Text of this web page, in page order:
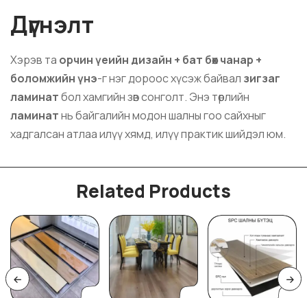
Дүгнэлт
Хэрэв та орчин үеийн дизайн + бат бөх чанар +
боломжийн үнэ-г нэг дороос хүсэж байвал зигзаг
ламинатбол хамгийн зөв сонголт. Энэ төрлийн
ламинатнь байгалийн модон шалны гоо сайхныг
хадгалсан атлаа илүү хямд, илүү практик шийдэл юм.
Related Products